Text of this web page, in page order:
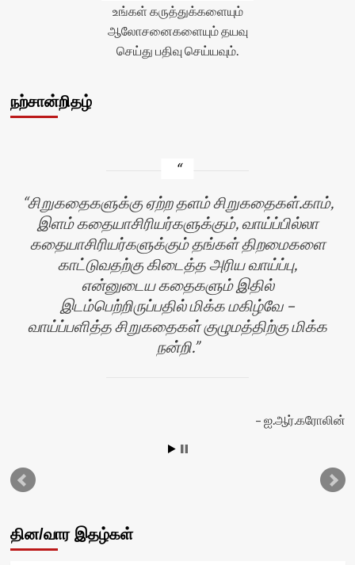
உங்கள் கருத்துக்களையும்
ஆலோசனைகளையும் தயவு
செய்து பதிவு செய்யவும்.
நற்சான்றிதழ்
சிறுகதைகளுக்கு ஏற்ற தளம் சிறுகதைகள்.காம்,
இளம் கதையாசிரியர்களுக்கும், வாய்ப்பில்லா
கதையாசிரியர்களுக்கும் தங்கள் திறமைகளை
காட்டுவதற்கு கிடைத்த அரிய வாய்ப்பு,
என்னுடைய கதைகளும் இதில்
இடம்பெற்றிருப்பதில் மிக்க மகிழ்வே –
வாய்ப்பளித்த சிறுகதைகள் குழுமத்திற்கு மிக்க
நன்றி.
ஐ.ஆர்.கரோலின்
தின/வார இதழ்கள்